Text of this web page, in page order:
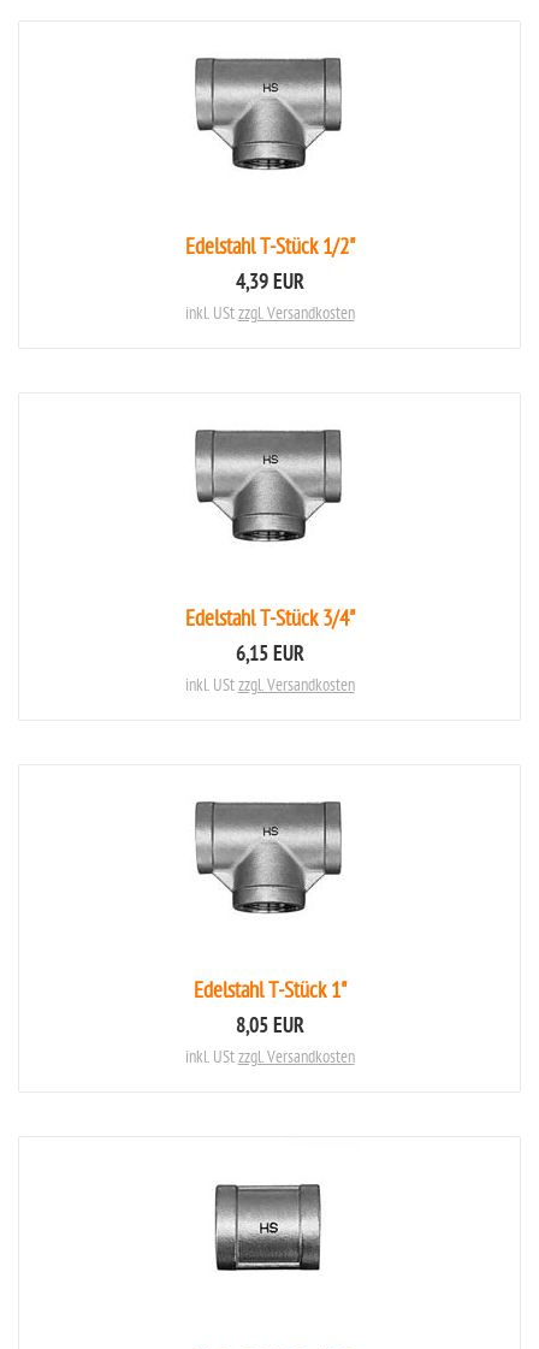
Edelstahl T-Stück 1/2"
4,39 EUR
inkl. UStzzgl. Versandkosten
Edelstahl T-Stück 3/4"
6,15 EUR
inkl. UStzzgl. Versandkosten
Edelstahl T-Stück 1"
8,05 EUR
inkl. UStzzgl. Versandkosten